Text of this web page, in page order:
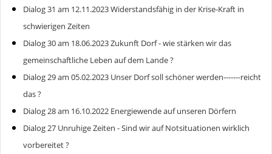
Dialog 31 am 12.11.2023 Widerstandsfähig in der Krise-Kraft in
schwierigen Zeiten
Dialog 30 am 18.06.2023 Zukunft Dorf - wie stärken wir das
gemeinschaftliche Leben auf dem Lande ?
Dialog 29 am 05.02.2023 Unser Dorf soll schöner werden-------reicht
das ?
Dialog 28 am 16.10.2022 Energiewende auf unseren Dörfern
Dialog 27 Unruhige Zeiten - Sind wir auf Notsituationen wirklich
vorbereitet ?